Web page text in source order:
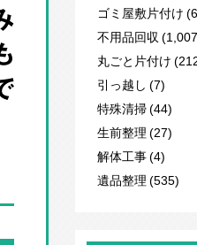
ゴミ屋敷片付け
不用品回収
丸ごと片付け
引っ越し (7)
特殊清掃 (44)
生前整理 (27)
解体工事 (4)
遺品整理 (535)